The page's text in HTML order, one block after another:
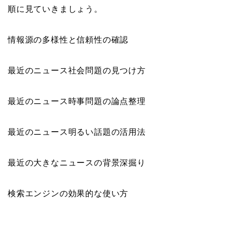
順に見ていきましょう。
情報源の多様性と信頼性の確認
最近のニュース社会問題の見つけ方
最近のニュース時事問題の論点整理
最近のニュース明るい話題の活用法
最近の大きなニュースの背景深掘り
検索エンジンの効果的な使い方